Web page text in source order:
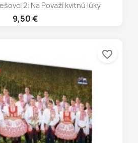
2: Na Považí kvitnú lúky
9,50 €
favorite_border